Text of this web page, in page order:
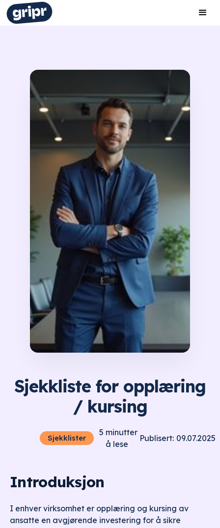
Sjekkliste for opplæring
/ kursing
Sjekklister
5 minutter
å lese
Publisert: 09.07.2025
Introduksjon
I enhver virksomhet er opplæring og kursing av
ansatte en avgjørende investering for å sikre